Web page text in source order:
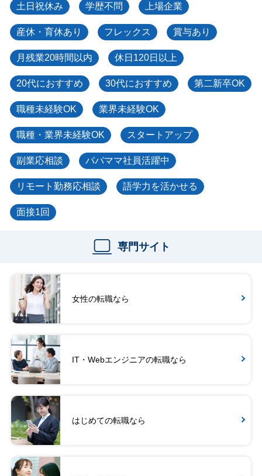
土日祝休み 学歴不問 上場企業
産休・育休あり フレックス 賞与あり
月残業20時間以内 休日120日以上
20代におすすめ 30代におすすめ 第二新卒OK
職種未経験OK 業界未経験OK
職種・業界未経験OK スタートアップ
副業応相談 パパママ社員活躍中
リモート勤務応相談 語学力を活かせる
面接1回
専門サイト
女性の転職なら
IT・Webエンジニアの転職なら
はじめての転職なら